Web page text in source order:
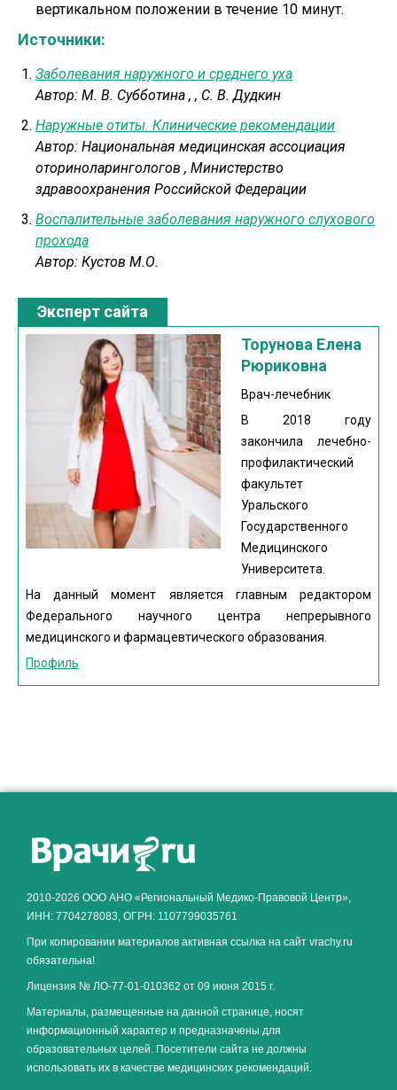
вертикальном положении в течение 10 минут.
Источники:
Заболевания наружного и среднего уха
Автор: М. В. Субботина , , С. В. Дудкин
Наружные отиты. Клинические рекомендации
Автор: Национальная медицинская ассоциация
оториноларингологов , Министерство
здравоохранения Российской Федерации
Воспалительные заболевания наружного слухового
прохода
Автор: Кустов М.О.
Эксперт сайта
Торунова Елена
Рюриковна
Врач-лечебник
В 2018 году
закончила лечебно-
профилактический
факультет
Уральского
Государственного
Медицинского
Университета.
На данный момент является главным редактором
Федерального научного центра непрерывного
медицинского и фармацевтического образования.
Профиль
2010-2026 ООО АНО «Региональный Медико-Правовой Центр»,
ИНН: 7704278083, ОГРН: 1107799035761
При копировании материалов активная ссылка на сайт vrachy.ru
обязательна!
Лицензия № ЛО-77-01-010362 от 09 июня 2015 г.
Материалы, размещенные на данной странице, носят
информационный характер и предназначены для
образовательных целей. Посетители сайта не должны
использовать их в качестве медицинских рекомендаций.